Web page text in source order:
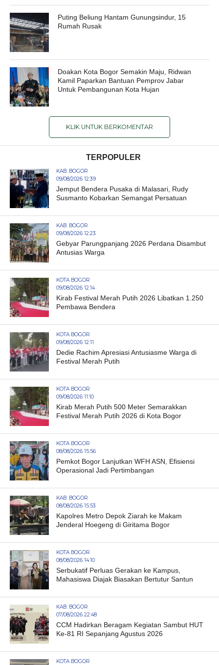
Puting Beliung Hantam Gunungsindur, 15
Rumah Rusak
Doakan Kota Bogor Semakin Maju, Ridwan
Kamil Paparkan Bantuan Pemprov Jabar
Untuk Pembangunan Kota Hujan
KLIK UNTUK BERKOMENTAR
TERPOPULER
KAB. BOGOR
09/08/2026 12:39
Jemput Bendera Pusaka di Malasari, Rudy
Susmanto Kobarkan Semangat Persatuan
KAB. BOGOR
09/08/2026 12:23
Gebyar Parungpanjang 2026 Perdana Disambut
Antusias Warga
KOTA BOGOR
09/08/2026 12:14
Kirab Festival Merah Putih 2026 Libatkan 1.250
Pembawa Bendera
KOTA BOGOR
09/08/2026 12:11
Dedie Rachim Apresiasi Antusiasme Warga di
Festival Merah Putih
KOTA BOGOR
09/08/2026 11:10
Kirab Merah Putih 500 Meter Semarakkan
Festival Merah Putih 2026 di Kota Bogor
KOTA BOGOR
08/08/2026 15:56
Pemkot Bogor Lanjutkan WFH ASN, Efisiensi
Operasional Jadi Pertimbangan
KAB. BOGOR
08/08/2026 15:53
Kapolres Metro Depok Ziarah ke Makam
Jenderal Hoegeng di Giritama Bogor
KOTA BOGOR
08/08/2026 14:10
Serbukatif Perluas Gerakan ke Kampus,
Mahasiswa Diajak Biasakan Bertutur Santun
KAB. BOGOR
07/08/2026 22:48
CCM Hadirkan Beragam Kegiatan Sambut HUT
Ke-81 RI Sepanjang Agustus 2026
KOTA BOGOR